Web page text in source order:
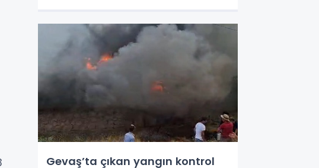
Gevaş’ta çıkan yangın kontrol